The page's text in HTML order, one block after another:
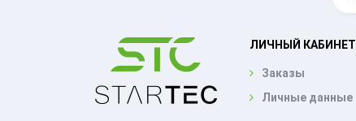
ЛИЧНЫЙ КАБИНЕТ
Заказы
Личные данные